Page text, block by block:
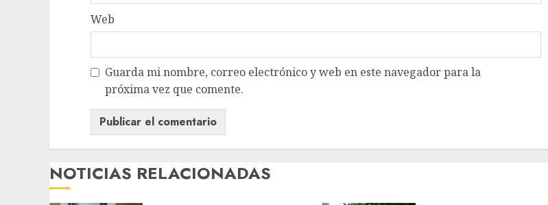
Web
Guarda mi nombre, correo electrónico y web en este navegador para la
próxima vez que comente.
NOTICIAS RELACIONADAS